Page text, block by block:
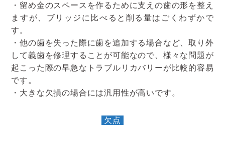
・留め金のスペースを作るために支えの歯の形を整え
ますが、ブリッジに比べると削る量はごくわずかで
す。
・他の歯を失った際に歯を追加する場合など、取り外
して義歯を修理することが可能なので、様々な問題が
起こった際の早急なトラブルリカバリーが比較的容易
です。
・大きな欠損の場合には汎用性が高いです。
欠点